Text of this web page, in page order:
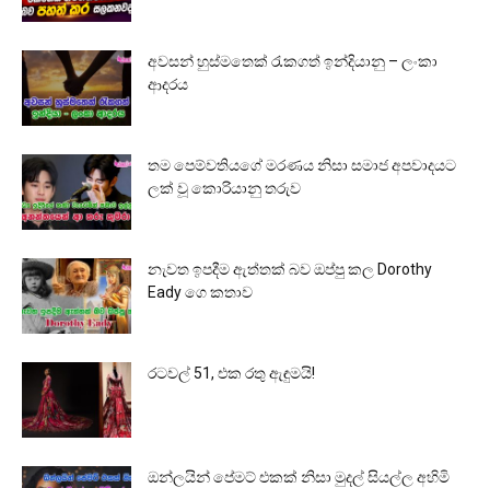
අවසන් හුස්මතෙක් රැකගත් ඉන්දියානු – ලංකා
ආදරය
තම පෙම්වතියගේ මරණය නිසා සමාජ අපවාදයට
ලක් වූ කොරියානු තරුව
නැවත ඉපදීම ඇත්තක් බව ඔප්පු කල Dorothy
Eady ගෙ කතාව
රටවල් 51, එක රතු ඇඳුමයි!
ඔන්ලයින් පේමට් එකක් නිසා මුදල් සියල්ල අහිමි